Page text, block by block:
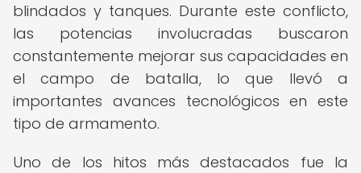
blindados y tanques. Durante este conflicto,
las potencias involucradas buscaron
constantemente mejorar sus capacidades en
el campo de batalla, lo que llevó a
importantes avances tecnológicos en este
tipo de armamento.
Uno de los hitos más destacados fue la